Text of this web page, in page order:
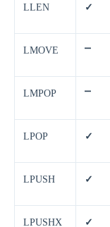
LLEN ✓
LMOVE ⎻
LMPOP ⎻
LPOP ✓
LPUSH ✓
LPUSHX ✓